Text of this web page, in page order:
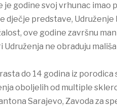
godine svoj vrhunac imao
dječje predstave,
ove godine završnu
ne obraduju
do 14 godina iz
oboljelih od multiple
Sarajevo, Zavoda za